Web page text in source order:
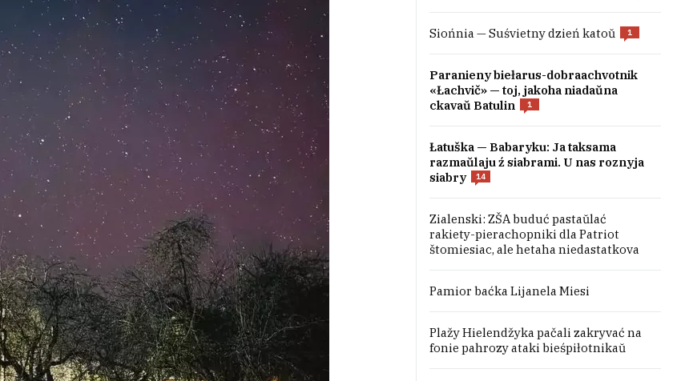
Siońnia — Suśvietny dzień katoŭ 1
Paranieny biełarus-dobraachvotnik
«Łachvič» — toj, jakoha niadaŭna
ckavaŭ Batulin
1
Łatuška — Babaryku: Ja taksama
razmaŭlaju ź siabrami. U nas roznyja
siabry
14
Zialenski: ZŠA buduć pastaŭlać
rakiety-pierachopniki dla Patriot
štomiesiac, ale hetaha niedastatkova
Pamior baćka Lijanela Miesi
Plažy Hielendžyka pačali zakryvać na
fonie pahrozy ataki bieśpiłotnikaŭ